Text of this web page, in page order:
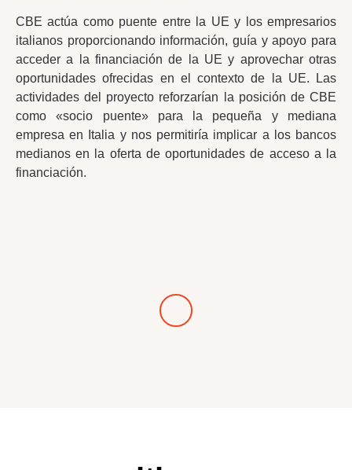
CBE actúa como puente entre la UE y los empresarios
italianos proporcionando información, guía y apoyo para
acceder a la financiación de la UE y aprovechar otras
oportunidades ofrecidas en el contexto de la UE. Las
actividades del proyecto reforzarían la posición de CBE
como «socio puente» para la pequeña y mediana
empresa en Italia y nos permitiría implicar a los bancos
medianos en la oferta de oportunidades de acceso a la
financiación.